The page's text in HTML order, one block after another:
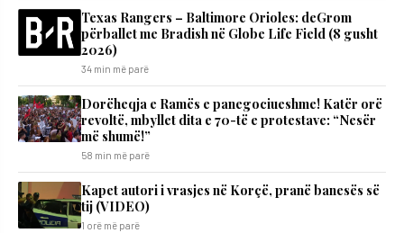
Texas Rangers – Baltimore Orioles: deGrom
përballet me Bradish në Globe Life Field (8 gusht
2026)
34 min më parë
Dorëheqja e Ramës e panegociueshme! Katër orë
revoltë, mbyllet dita e 70-të e protestave: “Nesër
më shumë!”
58 min më parë
Kapet autori i vrasjes në Korçë, pranë banesës së
tij (VIDEO)
1 orë më parë